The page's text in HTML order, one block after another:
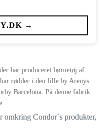
→
har produceret børnetøj af
rødder i den lille by Arenys
Barcelona. På denne fabrik
Condor´s produkter,